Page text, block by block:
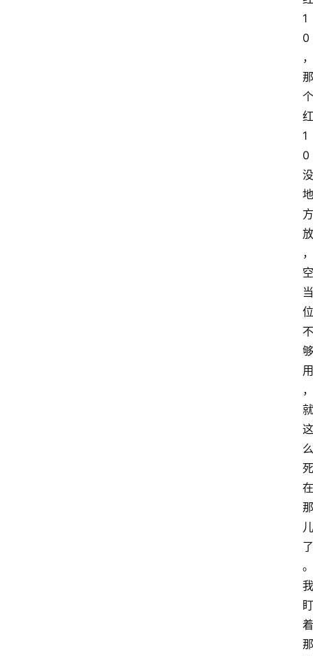
1
0
，
那
个
红
1
0
没
地
方
放
，
空
当
位
不
够
用
，
就
这
么
死
在
那
儿
了
。
我
盯
着
那